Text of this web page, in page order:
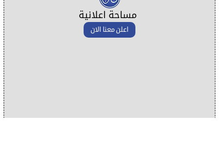
مساحة اعلانية
اعلن معنا الان